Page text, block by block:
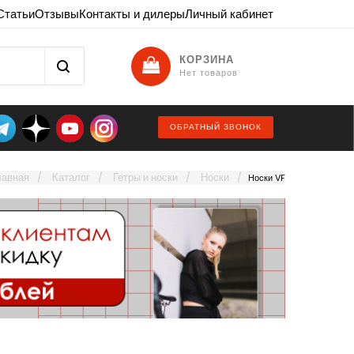
ОтзывыКонтакты и дилерыЛичный кабинет
КОРЗИНА
Нет товаров
ОБРАТНЫЙ ЗВОНОК
Каталог Гетры и носки Носки Носки VF